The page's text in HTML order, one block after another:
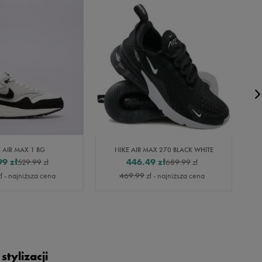
AIR MAX 1 BG
529.99zł
zł
- najniższa cena
NIKE AIR MAX 270 BLACK WHITE
689.99zł
446.49 zł
469.99zł- najniższa cena